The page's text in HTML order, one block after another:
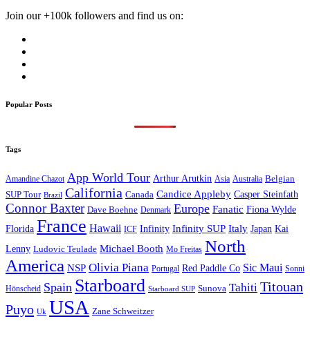
Join our +100k followers and find us on:
Popular Posts
Tags
Amandine Chazot App World Tour Arthur Arutkin Asia Australia Belgian
SUP Tour Brazil California Canada Candice Appleby Casper Steinfath
Connor Baxter Dave Boehne Denmark Europe Fanatic Fiona Wylde
Florida France Hawaii ICF Infinity Infinity SUP Italy Japan Kai
Lenny Ludovic Teulade Michael Booth Mo Freitas North
America NSP Olivia Piana Portugal Red Paddle Co Sic Maui Sonni
Hönscheid Spain Starboard Starboard SUP Sunova Tahiti Titouan
Puyo Uk USA Zane Schweitzer